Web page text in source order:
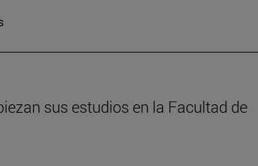
sus estudios en la Facultad de